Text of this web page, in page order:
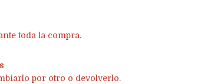
toda la compra.
por otro o devolverlo.